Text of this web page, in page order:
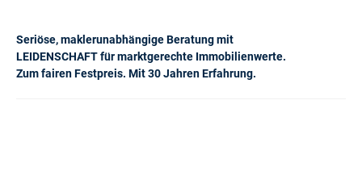
Seriöse, maklerunabhängige Beratung mit
LEIDENSCHAFT für marktgerechte Immobilienwerte.
Zum fairen Festpreis. Mit 30 Jahren Erfahrung.